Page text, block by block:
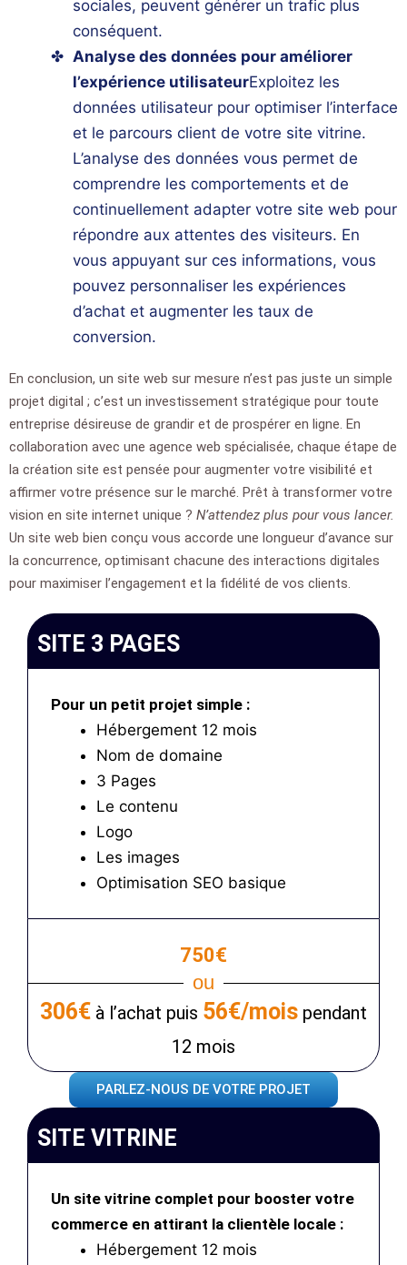
sociales, peuvent générer un trafic plus
conséquent.
Analyse des données pour améliorer
l’expérience utilisateurExploitez les
données utilisateur pour optimiser l’interface
et le parcours client de votre site vitrine.
L’analyse des données vous permet de
comprendre les comportements et de
continuellement adapter votre site web pour
répondre aux attentes des visiteurs. En
vous appuyant sur ces informations, vous
pouvez personnaliser les expériences
d’achat et augmenter les taux de
conversion.
En conclusion, un site web sur mesure n’est pas juste un simple
projet digital ; c’est un investissement stratégique pour toute
entreprise désireuse de grandir et de prospérer en ligne. En
collaboration avec une agence web spécialisée, chaque étape de
la création site est pensée pour augmenter votre visibilité et
affirmer votre présence sur le marché. Prêt à transformer votre
vision en site internet unique ? N’attendez plus pour vous lancer.
Un site web bien conçu vous accorde une longueur d’avance sur
la concurrence, optimisant chacune des interactions digitales
pour maximiser l’engagement et la fidélité de vos clients.
SITE 3 PAGES
Pour un petit projet simple :
Hébergement 12 mois
Nom de domaine
3 Pages
Le contenu
Logo
Les images
Optimisation SEO basique
750€
ou
306€ à l’achat puis 56€/mois pendant
12 mois
PARLEZ-NOUS DE VOTRE PROJET
SITE VITRINE
Un site vitrine complet pour booster votre
commerce en attirant la clientèle locale :
Hébergement 12 mois